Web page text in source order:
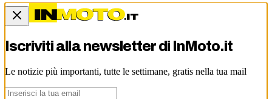
Iscriviti alla newsletter di InMoto.it
Le notizie più importanti, tutte le settimane, gratis nella tua mail